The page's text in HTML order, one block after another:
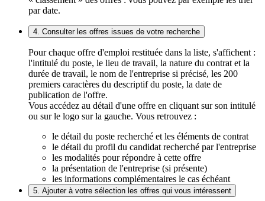
par date.
4. Consulter les offres issues de votre recherche
Pour chaque offre d'emploi restituée dans la liste, s'affichent :
l'intitulé du poste, le lieu de travail, la nature du contrat et la
durée de travail, le nom de l'entreprise si précisé, les 200
premiers caractères du descriptif du poste, la date de
publication de l'offre.
Vous accédez au détail d'une offre en cliquant sur son intitulé
ou sur le logo sur la gauche. Vous retrouvez :
le détail du poste recherché et les éléments de contrat
le détail du profil du candidat recherché par l'entreprise
les modalités pour répondre à cette offre
la présentation de l'entreprise (si présente)
les informations complémentaires le cas échéant
5. Ajouter à votre sélection les offres qui vous intéressent